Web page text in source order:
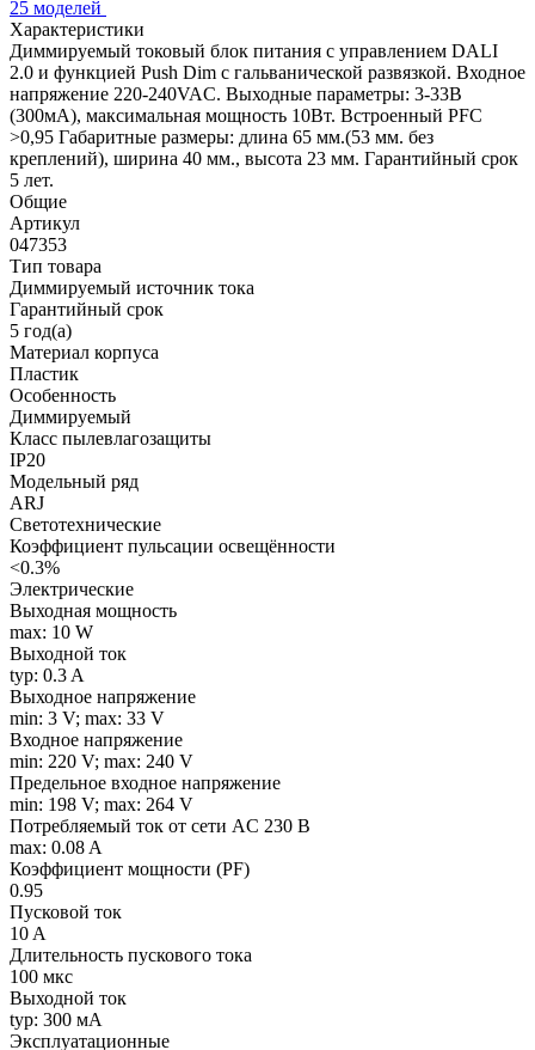
25 моделей
Характеристики
Диммируемый токовый блок питания с управлением DALI
2.0 и функцией Push Dim с гальванической развязкой. Входное
напряжение 220-240VAC. Выходные параметры: 3-33В
(300мA), максимальная мощность 10Вт. Встроенный PFC
>0,95 Габаритные размеры: длина 65 мм.(53 мм. без
креплений), ширина 40 мм., высота 23 мм. Гарантийный срок
5 лет.
Общие
Артикул
047353
Тип товара
Диммируемый источник тока
Гарантийный срок
5 год(а)
Материал корпуса
Пластик
Особенность
Диммируемый
Класс пылевлагозащиты
IP20
Модельный ряд
ARJ
Светотехнические
Коэффициент пульсации освещённости
<0.3%
Электрические
Выходная мощность
max: 10 W
Выходной ток
typ: 0.3 A
Выходное напряжение
min: 3 V; max: 33 V
Входное напряжение
min: 220 V; max: 240 V
Предельное входное напряжение
min: 198 V; max: 264 V
Потребляемый ток от сети AC 230 В
max: 0.08 A
Коэффициент мощности (PF)
0.95
Пусковой ток
10 A
Длительность пускового тока
100 мкс
Выходной ток
typ: 300 мA
Эксплуатационные